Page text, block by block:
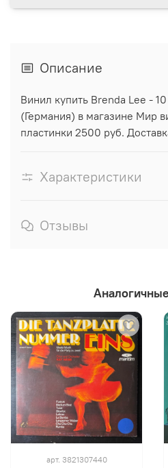
Описание
Винил купить Brenda Lee -
(Германия) в магазине Мир
пластинки 2500 руб.
Характеристики
Отзывы
арт. 3821307440